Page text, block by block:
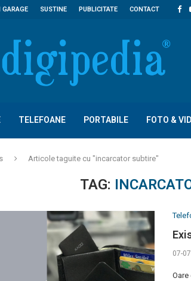
GARAGE SUSTINE PUBLICITATE CONTACT
TELEFOANE PORTABILE FOTO &
Articole taguite cu "incarcator subtire"
TAG:
07-